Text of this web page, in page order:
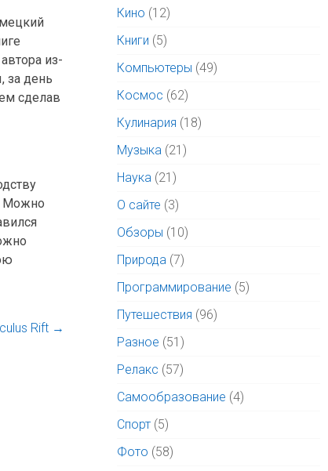
из-
за день
сделав
Можно
Rift →
Кино (12)
Книги (5)
Компьютеры (49)
Космос (62)
Кулинария (18)
Музыка (21)
Наука (21)
О сайте (3)
Обзоры (10)
Природа (7)
Программирование (5)
Путешествия (96)
Разное (51)
Релакс (57)
Самообразование (4)
Спорт (5)
Фото (58)